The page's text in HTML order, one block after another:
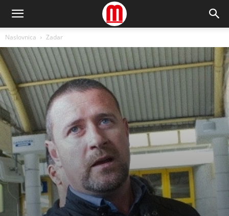
Naslovnica Zadar